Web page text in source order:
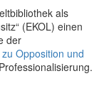
als
(EKOL) einen
der
Opposition und